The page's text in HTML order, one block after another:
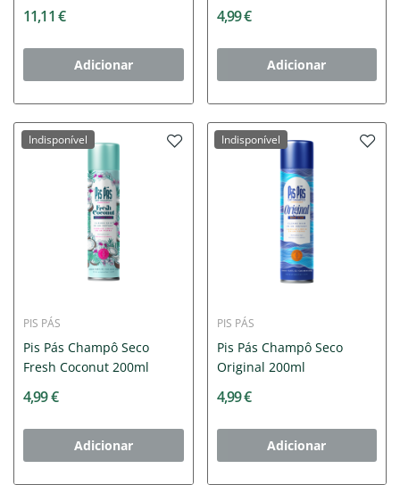
11,11 €
Adicionar
4,99 €
Adicionar
Indisponível
PIS PÁS
Pis Pás Champô Seco
Fresh Coconut 200ml
4,99 €
Adicionar
Indisponível
PIS PÁS
Pis Pás Champô Seco
Original 200ml
4,99 €
Adicionar